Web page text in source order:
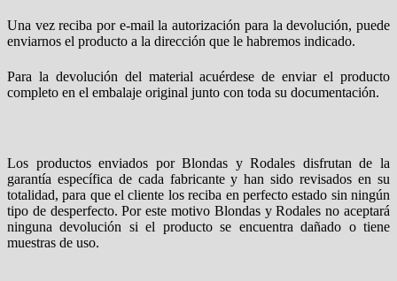
Una vez reciba por e-mail la autorización para la devolución, puede
enviarnos el producto a la dirección que le habremos indicado.
Para la devolución del material acuérdese de enviar el producto
completo en el embalaje original junto con toda su documentación.
Los productos enviados por Blondas y Rodales disfrutan de la
garantía específica de cada fabricante y han sido revisados en su
totalidad, para que el cliente los reciba en perfecto estado sin ningún
tipo de desperfecto. Por este motivo Blondas y Rodales no aceptará
ninguna devolución si el producto se encuentra dañado o tiene
muestras de uso.